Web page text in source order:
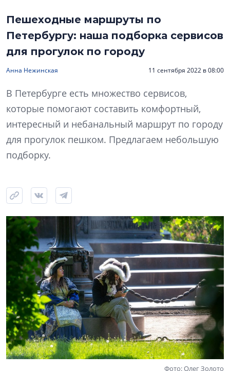
Пешеходные маршруты по
Петербургу: наша подборка сервисов
для прогулок по городу
Анна Нежинская 11 сентября 2022 в 08:00
В Петербурге есть множество сервисов,
которые помогают составить комфортный,
интересный и небанальный маршрут по городу
для прогулок пешком. Предлагаем небольшую
подборку.
Фото: Олег Золото